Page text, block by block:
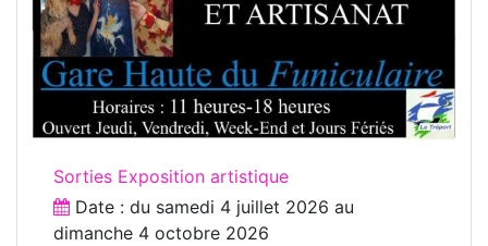
Sorties Exposition artistique
Date : du samedi 4 juillet 2026 au
dimanche 4 octobre 2026